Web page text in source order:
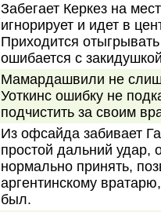
Забегает Керкез на
игнорирует и идет в
Приходится
ошибается с
Мамардашвили не
Уоткинс ошибку не
подчистить за своим
Из офсайда забивает
простой дальний удар,
нормально принять,
аргентинскому
был.